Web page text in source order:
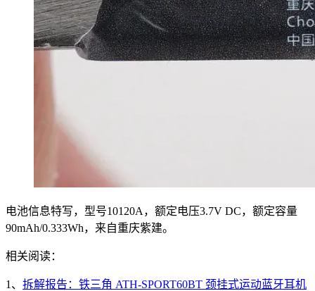
电池信息特写，型号10120A，额定电压3.7V DC，额定容量
90mAh/0.333Wh，来自重庆紫建。
相关阅读：
1、 拆解报告：铁三角 ATH-SPORT60BT 颈挂式运动蓝牙耳机